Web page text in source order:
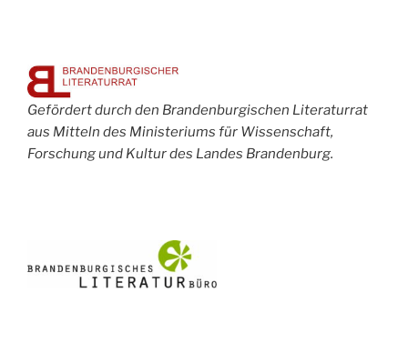
Gefördert durch den Brandenburgischen Literaturrat
aus Mitteln des Ministeriums für Wissenschaft,
Forschung und Kultur des Landes Brandenburg.